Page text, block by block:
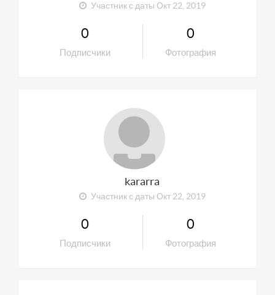
Участник с даты Окт 22, 2019
0
Подписчики
0
Фотография
kararra
Участник с даты Окт 22, 2019
0
Подписчики
0
Фотография